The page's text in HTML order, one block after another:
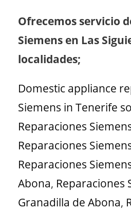
Ofrecemos servicio
Siemens en Las
localidades;
Domestic appliance
Siemens in Tenerife
Reparaciones
Reparaciones
Reparaciones
Abona, Reparaciones
Granadilla de Abona,